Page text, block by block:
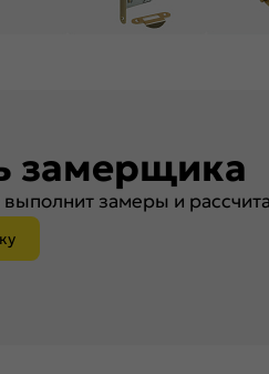
замерщика
замеры и